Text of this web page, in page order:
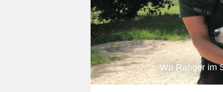
Wo Ranger im